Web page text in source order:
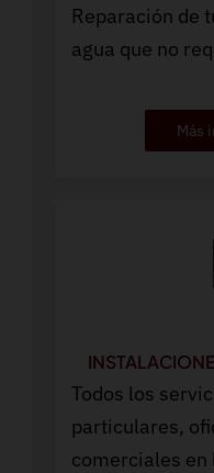
Reparación de
agua que no
Más
Todos los
particulares,
comerciales en